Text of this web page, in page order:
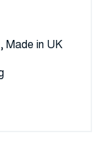
Made in UK